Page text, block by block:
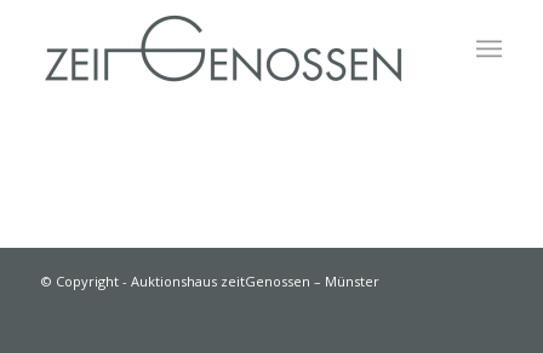
© Copyright - Auktionshaus zeitGenossen – Münster